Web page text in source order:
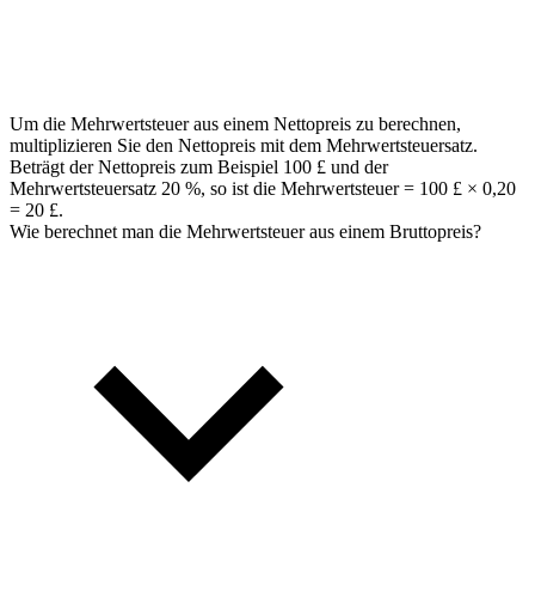
Um die Mehrwertsteuer aus einem Nettopreis zu berechnen,
multiplizieren Sie den Nettopreis mit dem Mehrwertsteuersatz.
Beträgt der Nettopreis zum Beispiel 100 £ und der
Mehrwertsteuersatz 20 %, so ist die Mehrwertsteuer = 100 £ × 0,20
= 20 £.
Wie berechnet man die Mehrwertsteuer aus einem Bruttopreis?